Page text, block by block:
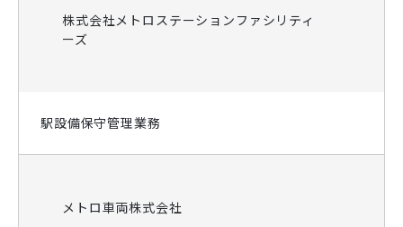
株式会社メトロステーションファシリティ
ーズ
駅設備保守管理業務
メトロ車両株式会社